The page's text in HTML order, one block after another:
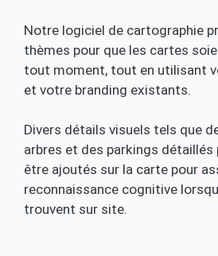
Notre logiciel de cartographie
thèmes pour que les cartes
tout moment, tout en utilisant
et votre branding existants.
Divers détails visuels tels que
arbres et des parkings détaillés
être ajoutés sur la carte pour
reconnaissance cognitive
trouvent sur site.